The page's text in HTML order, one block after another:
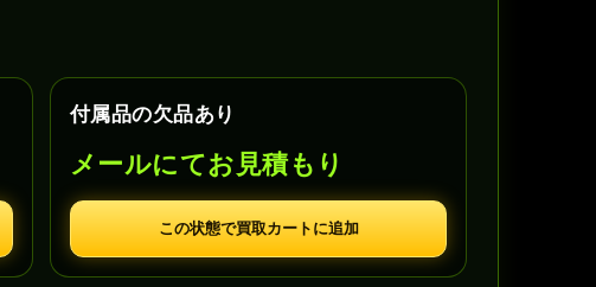
付属品の欠品あり
メールにてお見積もり
この状態で買取カートに追加